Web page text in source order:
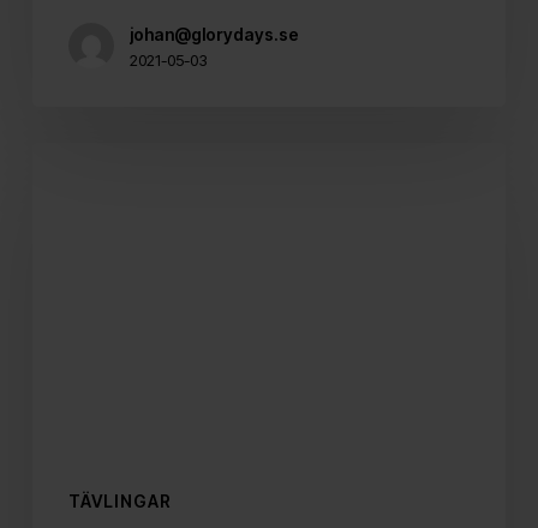
johan@glorydays.se
2021-05-03
TÄVLINGAR